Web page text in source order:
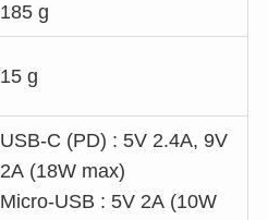
185 g
15 g
USB-C (PD) : 5V 2.4A, 9V
2A (18W max)
Micro-USB : 5V 2A (10W